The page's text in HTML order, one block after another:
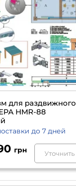
для раздвижного
HMR-88
до 7 дней
грн Уточнить